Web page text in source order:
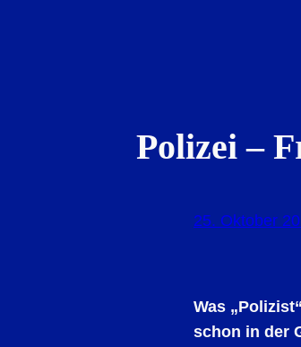
Polizei –
25. Oktober
Was
schon in der